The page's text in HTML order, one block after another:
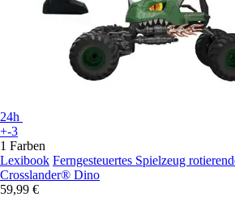
24h
+-3
1 Farben
Lexibook Ferngesteuertes Spielzeug
Crosslander® Dino
59,99 €